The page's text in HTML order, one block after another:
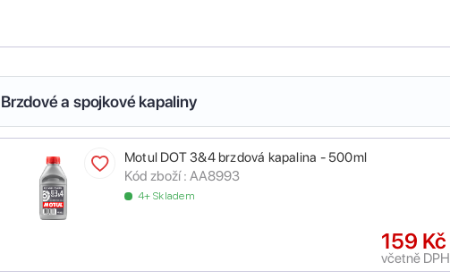
Brzdové a spojkové kapaliny
Motul DOT 3&4 brzdová kapalina - 500ml
Kód zboží : AA8993
4+ Skladem
159 Kč
včetně DPH